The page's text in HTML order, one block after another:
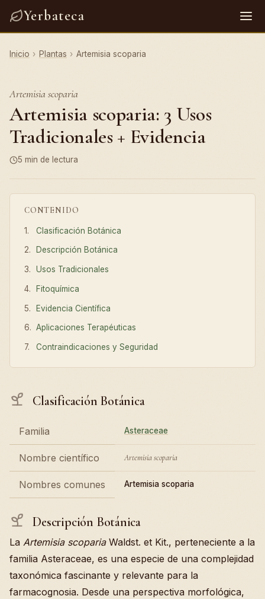
Yerbateca
Inicio › Plantas › Artemisia scoparia
Artemisia scoparia
Artemisia scoparia: 3 Usos
Tradicionales + Evidencia
5 min de lectura
CONTENIDO
Clasificación Botánica
Descripción Botánica
Usos Tradicionales
Fitoquímica
Evidencia Científica
Aplicaciones Terapéuticas
Contraindicaciones y Seguridad
Clasificación Botánica
Familia Asteraceae
Nombre científico Artemisia scoparia
Nombres comunes Artemisia scoparia
Descripción Botánica
La Artemisia scopariaWaldst. et Kit., perteneciente a la
familia Asteraceae, es una especie de una complejidad
taxonómica fascinante y relevante para la
farmacognosia. Desde una perspectiva morfológica,